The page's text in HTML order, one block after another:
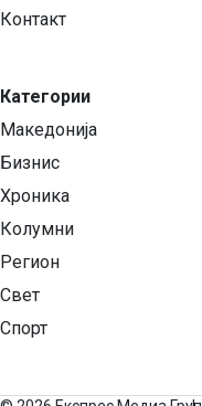
Контакт
Категории
Македонија
Бизнис
Хроника
Колумни
Регион
Свет
Спорт